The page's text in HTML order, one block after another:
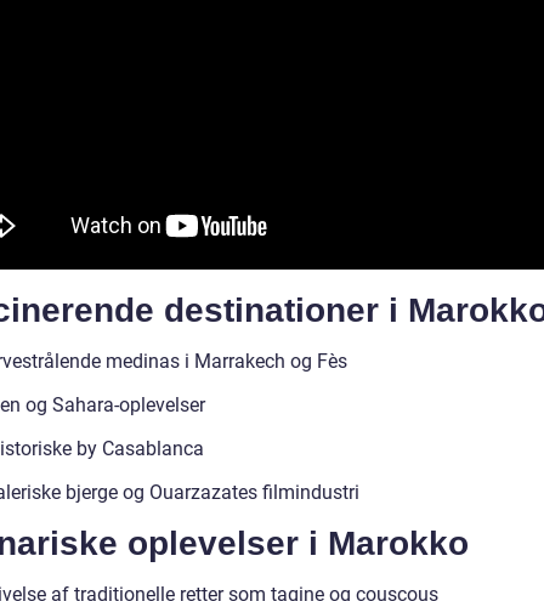
destinationer i
medinas i Marrakech og Fès
og Sahara-oplevelser
by Casablanca
bjerge og Ouarzazates filmindustri
oplevelser i Marokko
af traditionelle retter som tagine og couscous